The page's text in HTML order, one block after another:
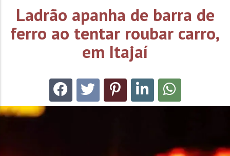
Ladrão apanha de barra de
ferro ao tentar roubar carro,
em Itajaí